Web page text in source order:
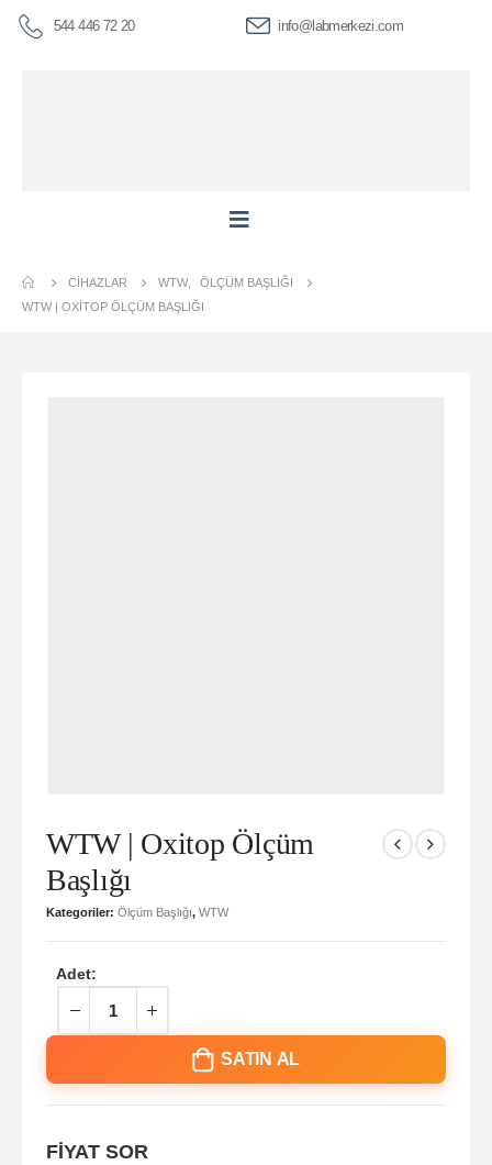
544 446 72 20 info@labmerkezi.com
CIHAZLAR WTW
ÖLÇÜM BAŞLIĞI
WTW | OXITOP ÖLÇÜM BAŞLIĞI
WTW | Oxitop Ölçüm
Başlığı
Kategoriler: Ölçüm Başlığı, WTW
Adet:
SATIN AL
FİYAT SOR